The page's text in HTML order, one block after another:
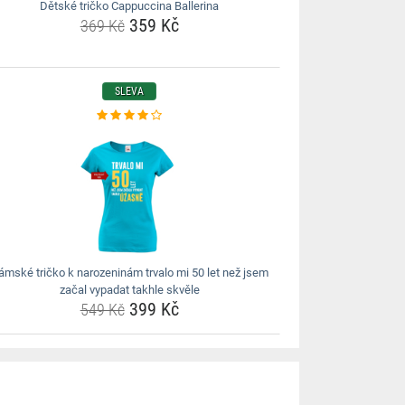
Dětské tričko Cappuccina Ballerina
369 Kč359 Kč
SLEVA
tričko k narozeninám trvalo mi 50 let než jsem
začal vypadat takhle skvěle
549 Kč399 Kč